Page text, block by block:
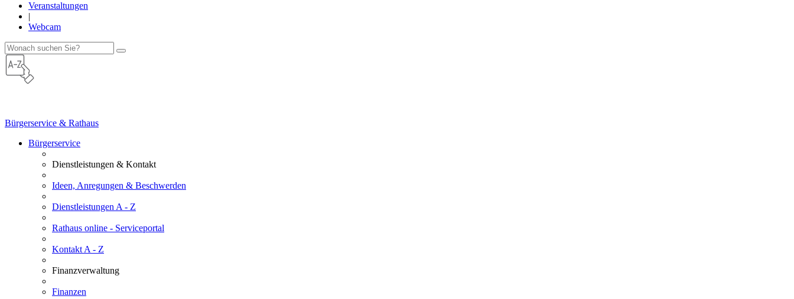
Veranstaltungen
|
Webcam
Bürgerservice & Rathaus
Bürgerservice
Dienstleistungen & Kontakt
Ideen, Anregungen & Beschwerden
Dienstleistungen A - Z
Rathaus online - Serviceportal
Kontakt A - Z
Finanzverwaltung
Finanzen